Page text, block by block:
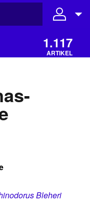
1.117
ARTIKEL
Bleheri